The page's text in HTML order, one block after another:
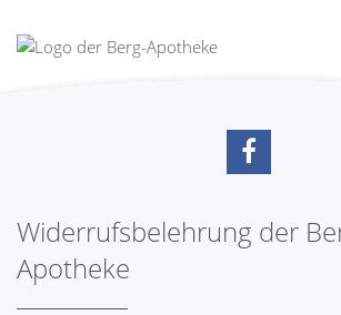
Widerrufsbelehrung der
Apotheke